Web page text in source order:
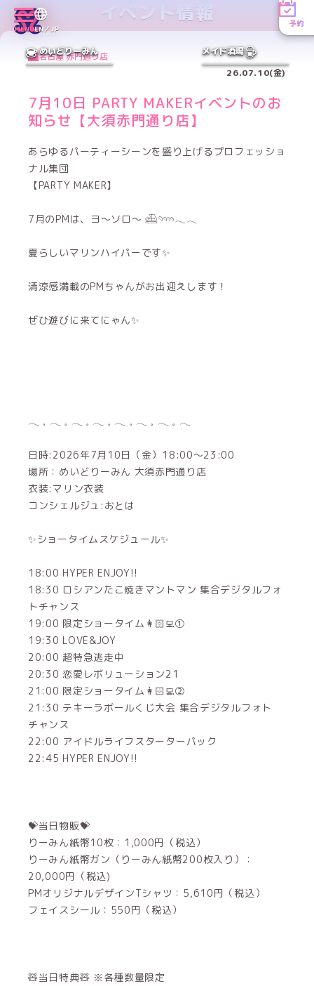
MENUEN／JP
予約
めいどりーみん メイド酒場
イベント情報
名古屋 赤門通り店
26.07.10(金)
7月10日 PARTY MAKERイベントのお
知らせ【大須赤門通り店】
あらゆるパーティーシーンを盛り上げるプロフェッショ
ナル集団
【PARTY MAKER】
7月のPMは、ヨ〜ソロ〜 𓊝𓄹𓄺𓂃𓂃
夏らしいマリンハイパーです✨
清涼感満載のPMちゃんがお出迎えします！
ぜひ遊びに来てにゃん✨️
𓂃 𓈒 𓂃 𓈒 𓂃 𓈒 𓂃 𓈒 𓂃 𓈒 𓂃 𓈒 𓂃 𓈒 𓂃
日時:2026年7月10日（金）18:00〜23:00
場所：めいどりーみん 大須赤門通り店
衣装:マリン衣装
コンシェルジュ:おとは
✨ショータイムスケジュール✨
18:00 HYPER ENJOY!!
18:30 ロシアンたこ焼きマントマン 集合デジタルフォ
トチャンス
19:00 限定ショータイム‎👩🏻‍💻①
19:30 LOVE&JOY
20:00 超特急逃走中
20:30 恋愛レボリューション21
21:00 限定ショータイム‎👩🏻‍💻②
21:30 テキーラボールくじ大会 集合デジタルフォト
チャンス
22:00 アイドルライフスターターパック
22:45 HYPER ENJOY!!
💝当日物販💝
りーみん紙幣10枚：1,000円（税込）
りーみん紙幣ガン（りーみん紙幣200枚入り）：
20,000円（税込)
PMオリジナルデザインTシャツ：5,610円（税込）
フェイスシール：550円（税込）
🧸当日特典🧸 ※各種数量限定